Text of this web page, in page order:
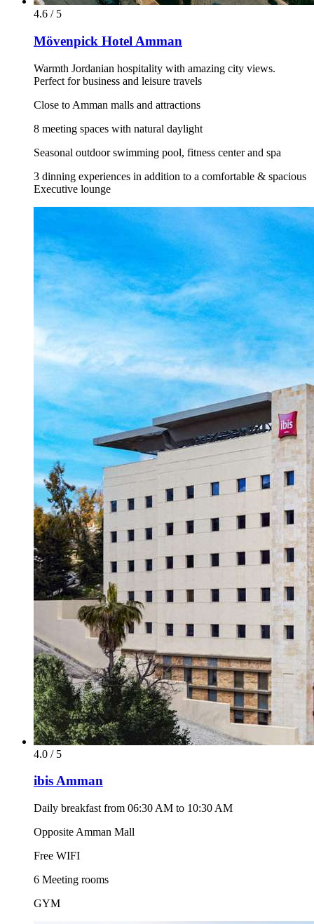
4.6 / 5
Mövenpick Hotel Amman
Warmth Jordanian hospitality with amazing city views.
Perfect for business and leisure travels
Close to Amman malls and attractions
8 meeting spaces with natural daylight
Seasonal outdoor swimming pool, fitness center and spa
3 dinning experiences in addition to a comfortable & spacious
Executive lounge
4.0 / 5
ibis Amman
Daily breakfast from 06:30 AM to 10:30 AM
Opposite Amman Mall
Free WIFI
6 Meeting rooms
GYM